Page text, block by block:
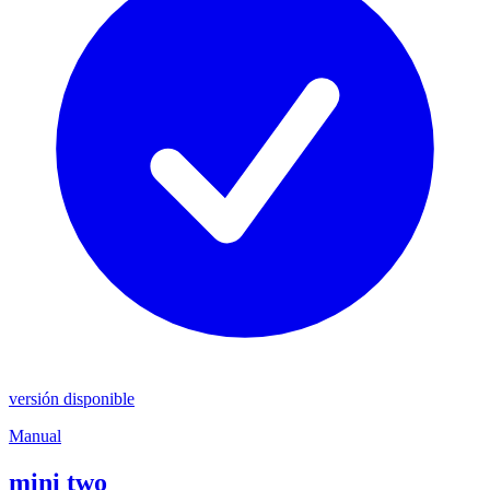
versión disponible
Manual
mini two